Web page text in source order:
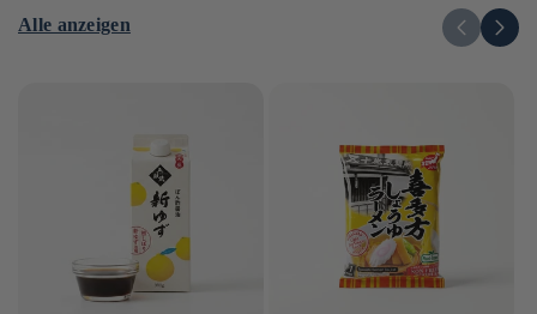
Alle anzeigen